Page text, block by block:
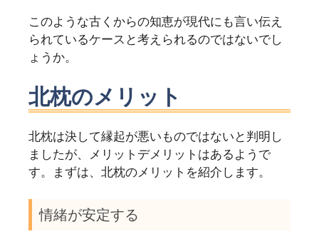
このような古くからの知恵が現代にも言い伝え
られているケースと考えられるのではないでし
ょうか。
北枕のメリット
北枕は決して縁起が悪いものではないと判明し
ましたが、メリットデメリットはあるようで
す。まずは、北枕のメリットを紹介します。
情緒が安定する